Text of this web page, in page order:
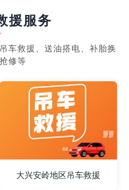
援服务
车救援、送油搭电、补胎换
修等
大兴安岭地区吊车救援